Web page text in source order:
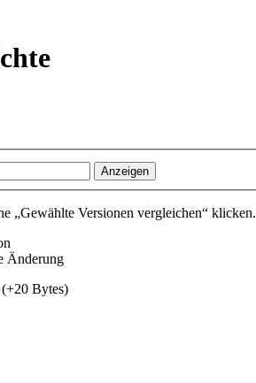
„Gewählte Versionen vergleichen“ klicken.
Änderung
(+20 Bytes)